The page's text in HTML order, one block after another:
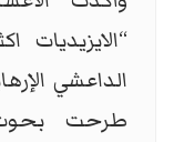
الداعشي
طرحت بحوث